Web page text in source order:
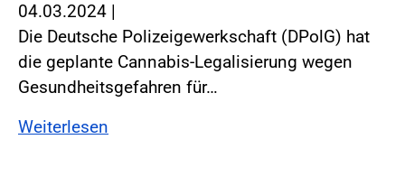
04.03.2024 |
Die Deutsche Polizeigewerkschaft (DPolG) hat
die geplante Cannabis-Legalisierung wegen
Gesundheitsgefahren für…
Weiterlesen